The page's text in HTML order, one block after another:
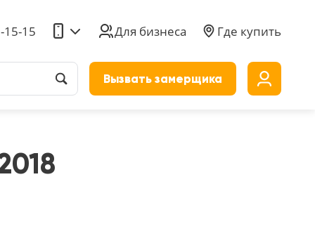
Вызвать замерщика
15-15 Для бизнеса Где купить
до